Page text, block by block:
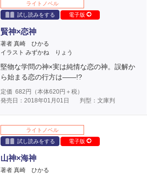
ライトノベル
試し読みをする
電子版
賢神×恋神
著者 真崎 ひかる
イラスト みずかね りょう
堅物な学問の神×実は純情な恋の神。誤解か
ら始まる恋の行方は――!?
定価 682 円（本体620円＋税）
発売日：2018年01月01日
判型：文庫判
ライトノベル
試し読みをする
電子版
山神×海神
著者 真崎 ひかる